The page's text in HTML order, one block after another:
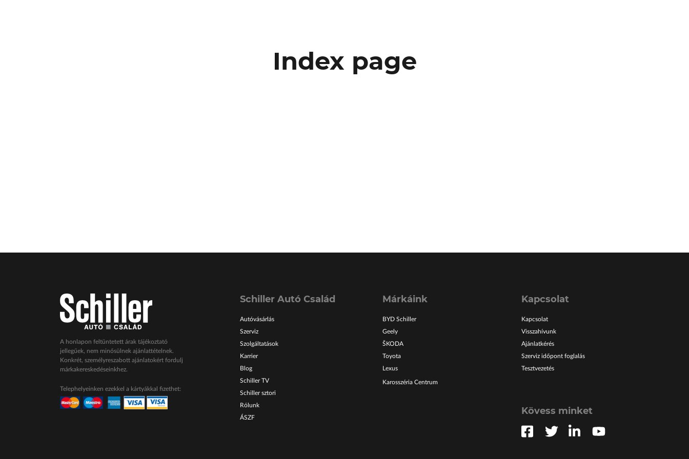
Index page
A honlapon feltüntetett árak tájékoztató
jellegűek, nem minősülnek ajánlattételnek.
Konkrét, személyreszabott ajánlatokért fordulj
márkakereskedéseinkhez.
Telephelyeinken ezekkel a kártyákkal fizethet:
Schiller Autó Család
Autóvásárlás
Szerviz
Szolgáltatások
Karrier
Blog
Schiller TV
Schiller sztori
Rólunk
ÁSZF
Márkáink
BYD Schiller
Geely
ŠKODA
Toyota
Lexus
Karosszéria Centrum
Kapcsolat
Kapcsolat
Visszahívunk
Ajánlatkérés
Szerviz időpont foglalás
Tesztvezetés
Kövess minket